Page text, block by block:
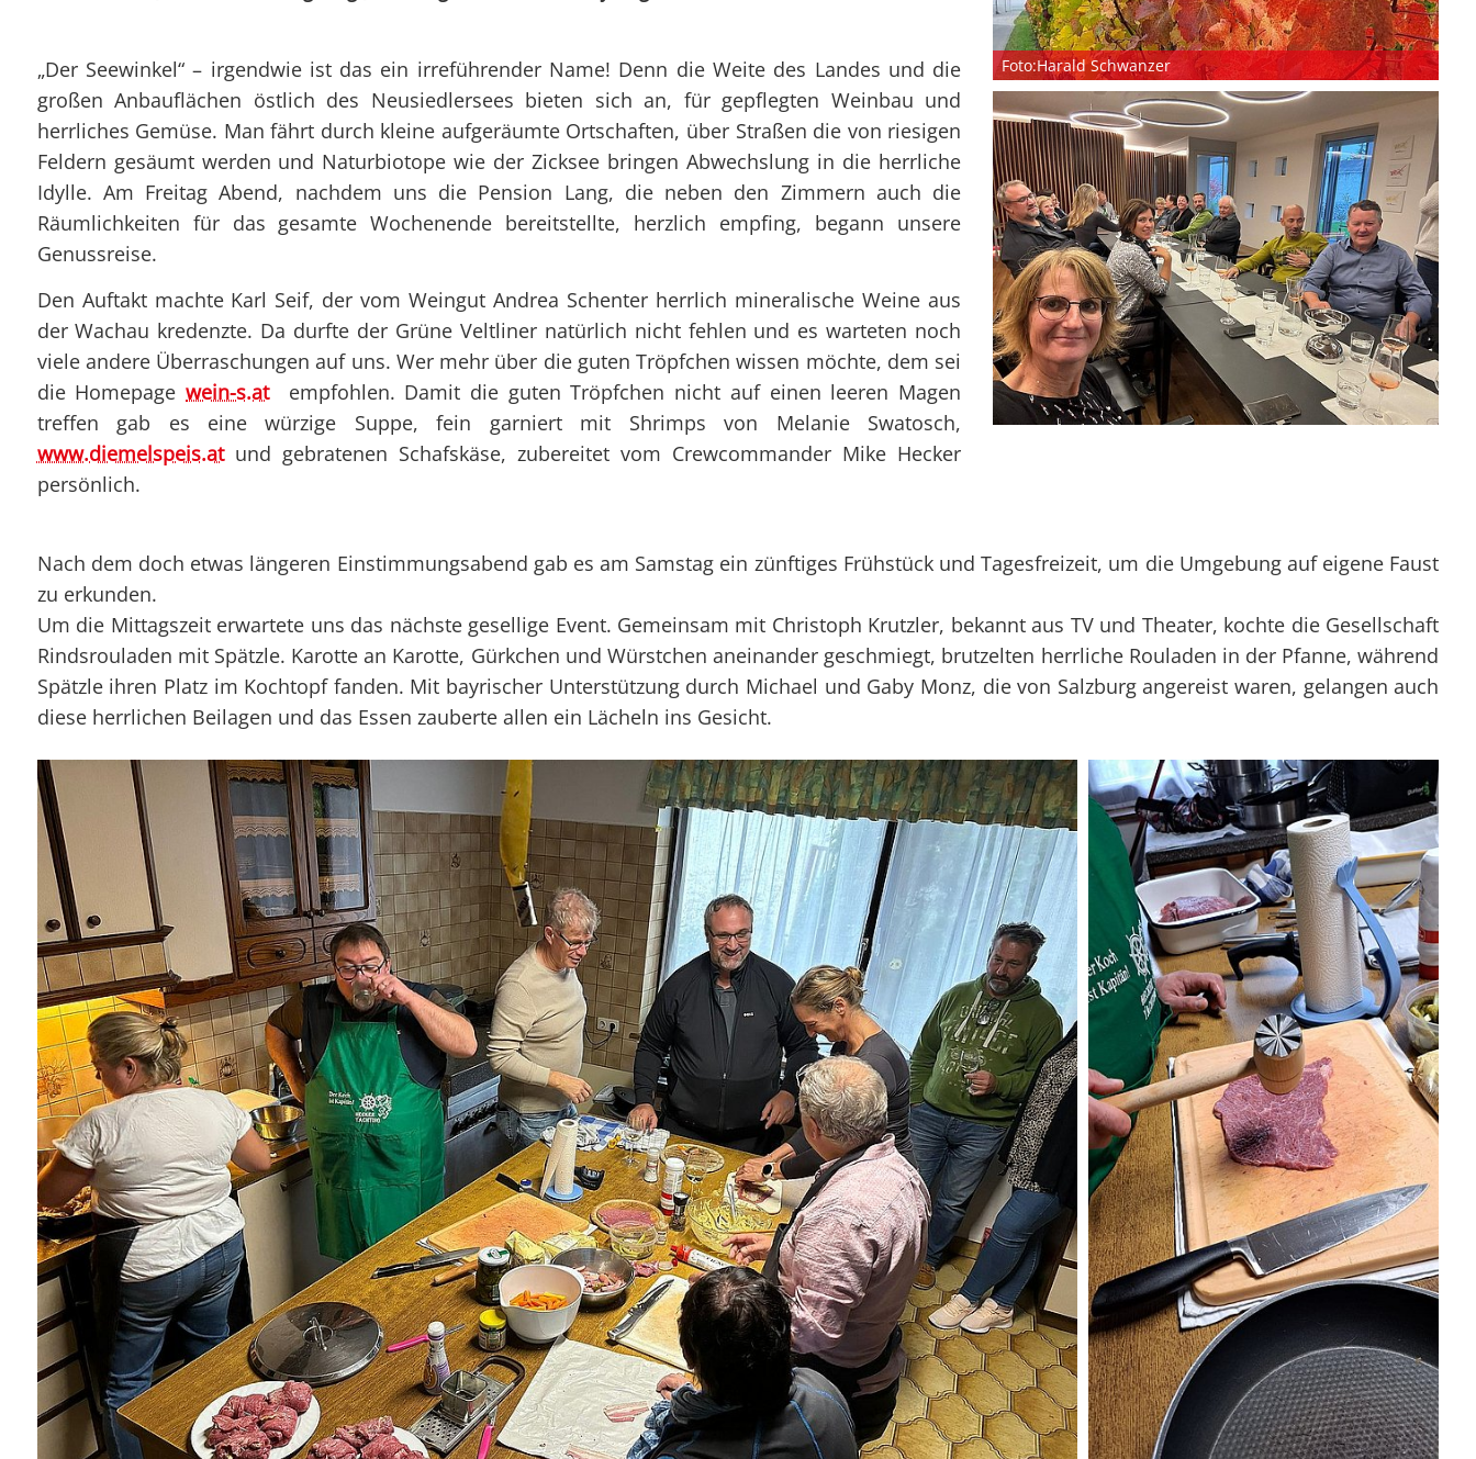
Notwendige
Unterlagen zur FB2 -
Praxisprüfung
Ausstellung
Befähigungsausweise
Club-Segelyacht
DAISY DUCK
Unsere Clubabende
SY Gundel Gaukeley
SY Daisy Duck
Ausbildung
Regattaförderung
Blog-Archiv
Unsere Clubabende
Ausbildung
Trainerïnnen
Blog-Archiv
Organigramm
Segel-Bundesliga
CROATIA 300
Veranstaltungen
Blog-Archiv
Gutschein
Crewbörse
Schwarzes Brett
VereinOnline
YCA Bootsbriefe
„Der Seewinkel“ – irgendwie ist das ein irreführender Name! Denn die Weite des Landes und die
großen Anbauflächen östlich des Neusiedlersees bieten sich an, für gepflegten Weinbau und
herrliches Gemüse. Man fährt durch kleine aufgeräumte Ortschaften, über Straßen die von riesigen
Feldern gesäumt werden und Naturbiotope wie der Zicksee bringen Abwechslung in die herrliche
Idylle. Am Freitag Abend, nachdem uns die Pension Lang, die neben den Zimmern auch die
Räumlichkeiten für das gesamte Wochenende bereitstellte, herzlich empfing, begann unsere
Genussreise.
Den Auftakt machte Karl Seif, der vom Weingut Andrea Schenter herrlich mineralische Weine aus
der Wachau kredenzte. Da durfte der Grüne Veltliner natürlich nicht fehlen und es warteten noch
viele andere Überraschungen auf uns. Wer mehr über die guten Tröpfchen wissen möchte, dem sei
die Homepagewein-s.atempfohlen. Damit die guten Tröpfchen nicht auf einen leeren Magen
treffen gab es eine würzige Suppe, fein garniert mit Shrimps von Melanie Swatosch,
www.diemelspeis.atund gebratenen Schafskäse, zubereitet vom Crewcommander Mike Hecker
persönlich.
Foto:Harald Schwanzer
Nach dem doch etwas längeren Einstimmungsabend gab es am Samstag ein zünftiges Frühstück und Tagesfreizeit, um die Umgebung auf eigene Faust
zu erkunden.
Um die Mittagszeit erwartete uns das nächste gesellige Event. Gemeinsam mit Christoph Krutzler, bekannt aus TV und Theater, kochte die Gesellschaft
Rindsrouladen mit Spätzle. Karotte an Karotte, Gürkchen und Würstchen aneinander geschmiegt, brutzelten herrliche Rouladen in der Pfanne, während
Spätzle ihren Platz im Kochtopf fanden. Mit bayrischer Unterstützung durch Michael und Gaby Monz, die von Salzburg angereist waren, gelangen auch
diese herrlichen Beilagen und das Essen zauberte allen ein Lächeln ins Gesicht.